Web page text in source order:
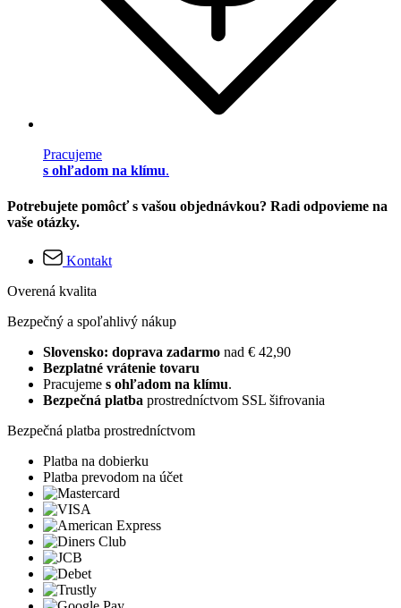
Pracujeme
s ohľadom na klímu.
Potrebujete pomôcť s vašou objednávkou? Radi odpovieme na
vaše otázky.
Kontakt
Overená kvalita
Bezpečný a spoľahlivý nákup
Slovensko: doprava zadarmo nad € 42,90
Bezplatné vrátenie tovaru
Pracujeme s ohľadom na klímu.
Bezpečná platba prostredníctvom SSL šifrovania
Bezpečná platba prostredníctvom
Platba na dobierku
Platba prevodom na účet